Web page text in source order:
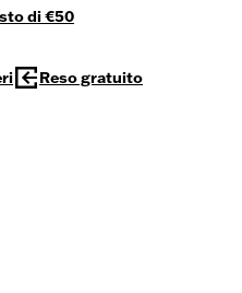
di €50
Reso gratuito